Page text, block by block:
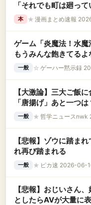
「それでも町は廻っ
本 ★ 漫画まとめ速報
ゲーム「炎魔法！水
もうみんな飽きてるよ
一般 ☆ ゲーハー黙示録
【大激論】三大ご飯
「唐揚げ」あと一つは
一般 ★ 哲学ニュース
【悲報】ゾウに踏ま
れ再び踏まれる
一般 ★ ピカ速 2026-06-
【悲報】おじいさん
としたらAVが大量に